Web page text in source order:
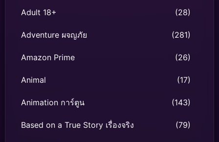
Adult 18+ (28)
Adventure ผจญภัย (281)
Amazon Prime (26)
Animal (17)
Animation การ์ตูน (143)
Based on a True Story เรื่องจริง (79)